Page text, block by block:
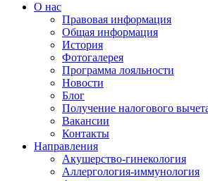
О нас
Правовая информация
Общая информация
История
Фотогалерея
Программа лояльности
Новости
Блог
Получение налогового
Вакансии
Контакты
Направления
Акушерство-гинекология
Аллергология-иммунология